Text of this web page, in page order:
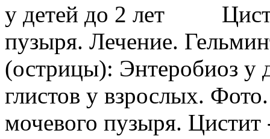
пузыря. Лечение.
(острицы): Энтеробиоз у
глистов у взрослых.
мочевого пузыря. Цистит